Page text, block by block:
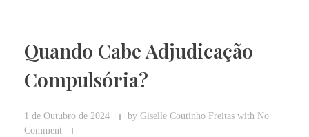
Quando Cabe Adjudicação
Compulsória?
1 de Outubro de 2024 by Giselle Coutinho Freitas with No
Comment